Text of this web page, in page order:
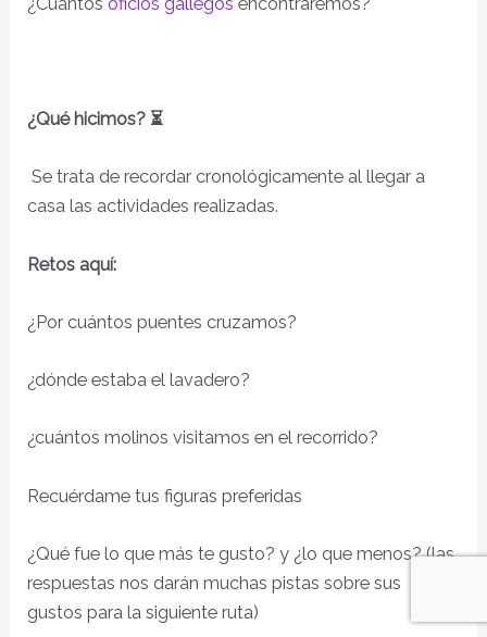
¿Qué hicimos? ⏳
Se trata de recordar cronológicamente al llegar a
casa las actividades realizadas.
Retos aquí:
¿Por cuántos puentes cruzamos?
¿dónde estaba el lavadero?
¿cuántos molinos visitamos en el recorrido?
Recuérdame tus figuras preferidas
¿Qué fue lo que más te gusto? y ¿lo que menos? (las
respuestas nos darán muchas pistas sobre sus
gustos para la siguiente ruta)